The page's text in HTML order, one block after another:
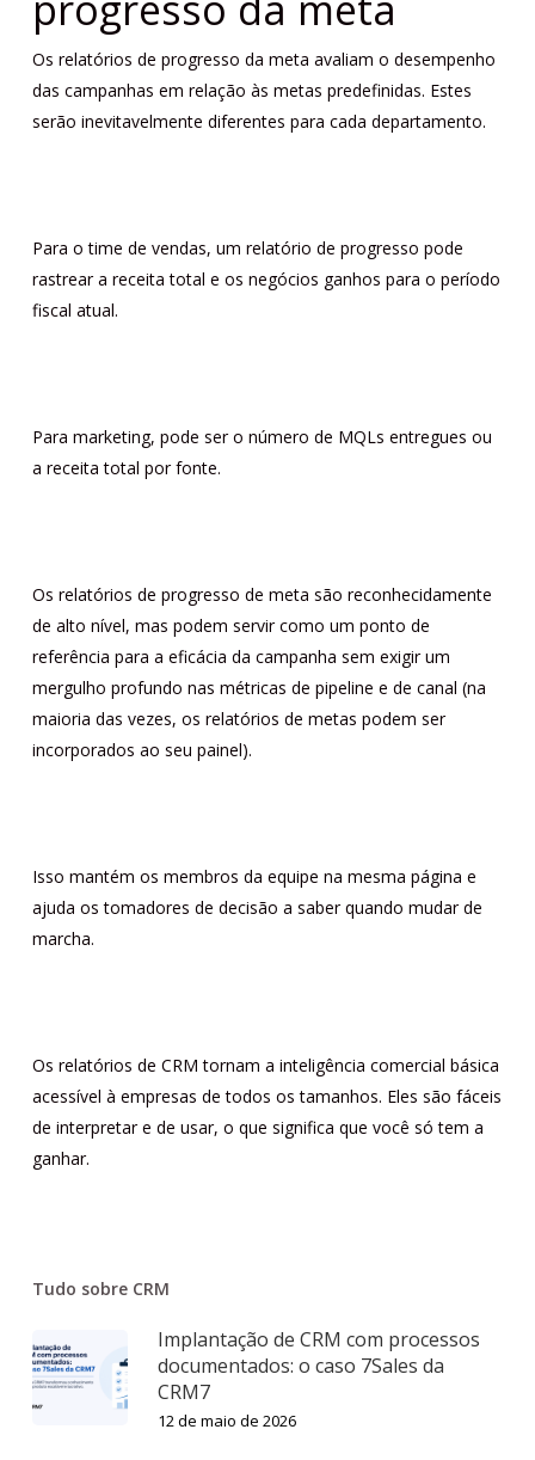
Os relatórios de progresso da meta avaliam o desempenho
das campanhas em relação às metas predefinidas. Estes
serão inevitavelmente diferentes para cada departamento.
Para o time de vendas, um relatório de progresso pode
rastrear a receita total e os negócios ganhos para o período
fiscal atual.
Para marketing, pode ser o número de MQLs entregues ou
a receita total por fonte.
Os relatórios de progresso de meta são reconhecidamente
de alto nível, mas podem servir como um ponto de
referência para a eficácia da campanha sem exigir um
mergulho profundo nas métricas de pipeline e de canal (na
maioria das vezes, os relatórios de metas podem ser
incorporados ao seu painel).
Isso mantém os membros da equipe na mesma página e
ajuda os tomadores de decisão a saber quando mudar de
marcha.
Os relatórios de CRM tornam a inteligência comercial básica
acessível à empresas de todos os tamanhos. Eles são fáceis
de interpretar e de usar, o que significa que você só tem a
ganhar.
Tudo sobre CRM
Implantação de CRM com processos
documentados: o caso 7Sales da
CRM7
12 de maio de 2026